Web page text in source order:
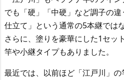
でも「硬」「中硬」など調子の
仕立て」という通常の5本継では
さらに、塗りを豪華にした1セッ
竿や小継タイプもありました。
最近では、以前ほど「江戸川」の